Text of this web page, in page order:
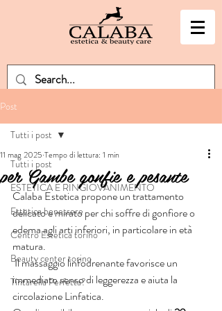
Post
Tutti i post
ESTETICA E RINGIOVANIMENTO
Estetica benessere
Centro Estetica torino
Beauty center torino
Tintarella Perfetta?
Tutti i post
per Gambe gonfie e pesante
11 mag 2025 Tempo di lettura: 1 min
Calaba Estetica propone un trattamento
delicato e mirato per chi soffre di gonfiore o
edema agli arti inferiori, in particolare in età
matura.
Il massaggio linfodrenante favorisce un
immediato senso di leggerezza e aiuta la
circolazione Linfatica.